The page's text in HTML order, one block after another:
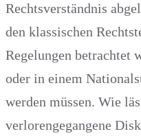
Rechtsverständnis
den klassischen
Regelungen betrachtet
oder in einem
werden müssen. Wie
verlorengegangene